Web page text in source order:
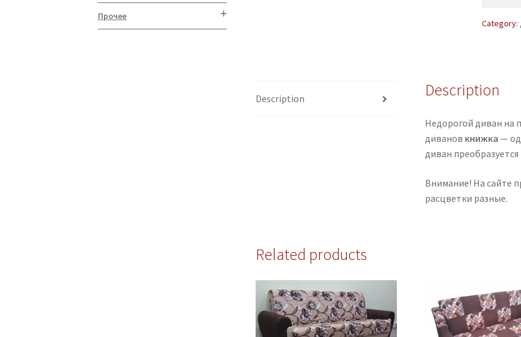
Category:
Description Description
Недорогой диван на
диванов книжка —
диван
Внимание! На сайте
расцветки разные.
Related products
Прочее